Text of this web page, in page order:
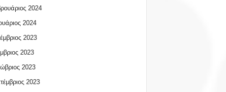
2024
2024
2023
2023
2023
2023